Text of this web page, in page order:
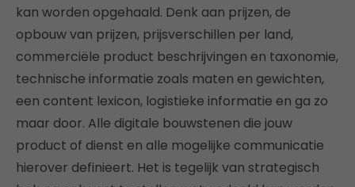
kan worden opgehaald. Denk aan prijzen, de
opbouw van prijzen, prijsverschillen per land,
commerciële product beschrijvingen en taxonomie,
technische informatie zoals maten en gewichten,
een content lexicon, logistieke informatie en ga zo
maar door. Alle digitale bouwstenen die jouw
product of dienst en alle mogelijke communicatie
hierover definieert. Het is tegelijk van strategisch